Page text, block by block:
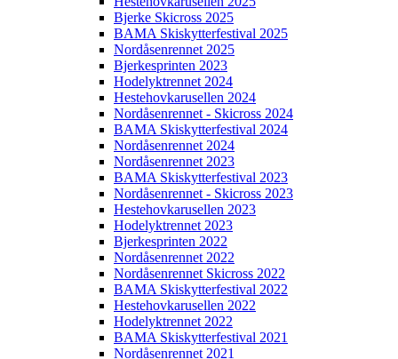
Bjerke Skicross 2025
BAMA Skiskytterfestival 2025
Nordåsenrennet 2025
Bjerkesprinten 2023
Hodelyktrennet 2024
Hestehovkarusellen 2024
Nordåsenrennet - Skicross 2024
BAMA Skiskytterfestival 2024
Nordåsenrennet 2024
Nordåsenrennet 2023
BAMA Skiskytterfestival 2023
Nordåsenrennet - Skicross 2023
Hestehovkarusellen 2023
Hodelyktrennet 2023
Bjerkesprinten 2022
Nordåsenrennet 2022
Nordåsenrennet Skicross 2022
BAMA Skiskytterfestival 2022
Hestehovkarusellen 2022
Hodelyktrennet 2022
BAMA Skiskytterfestival 2021
Nordåsenrennet 2021